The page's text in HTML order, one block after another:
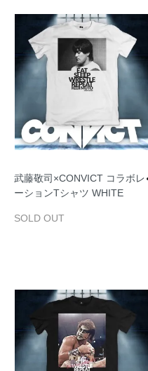
武藤敬司×CONVICT コラボレ
ーションTシャツ WHITE
SOLD OUT